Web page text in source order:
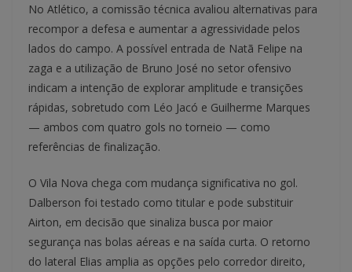
No Atlético, a comissão técnica avaliou alternativas para
recompor a defesa e aumentar a agressividade pelos
lados do campo. A possível entrada de Natã Felipe na
zaga e a utilização de Bruno José no setor ofensivo
indicam a intenção de explorar amplitude e transições
rápidas, sobretudo com Léo Jacó e Guilherme Marques
— ambos com quatro gols no torneio — como
referências de finalização.
O Vila Nova chega com mudança significativa no gol.
Dalberson foi testado como titular e pode substituir
Airton, em decisão que sinaliza busca por maior
segurança nas bolas aéreas e na saída curta. O retorno
do lateral Elias amplia as opções pelo corredor direito,